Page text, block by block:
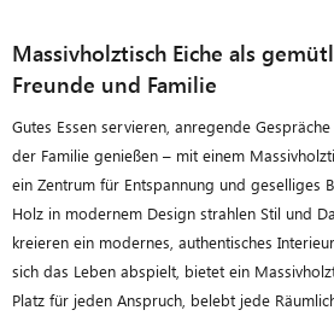
Massivholztisch Eiche als
Freunde und Familie
Gutes Essen servieren, anregende
der Familie genießen – mit einem
ein Zentrum für Entspannung und geselliges
Holz in modernem Design strahlen Stil und
kreieren ein modernes, authentisches
sich das Leben abspielt, bietet ein
Platz für jeden Anspruch, belebt jede